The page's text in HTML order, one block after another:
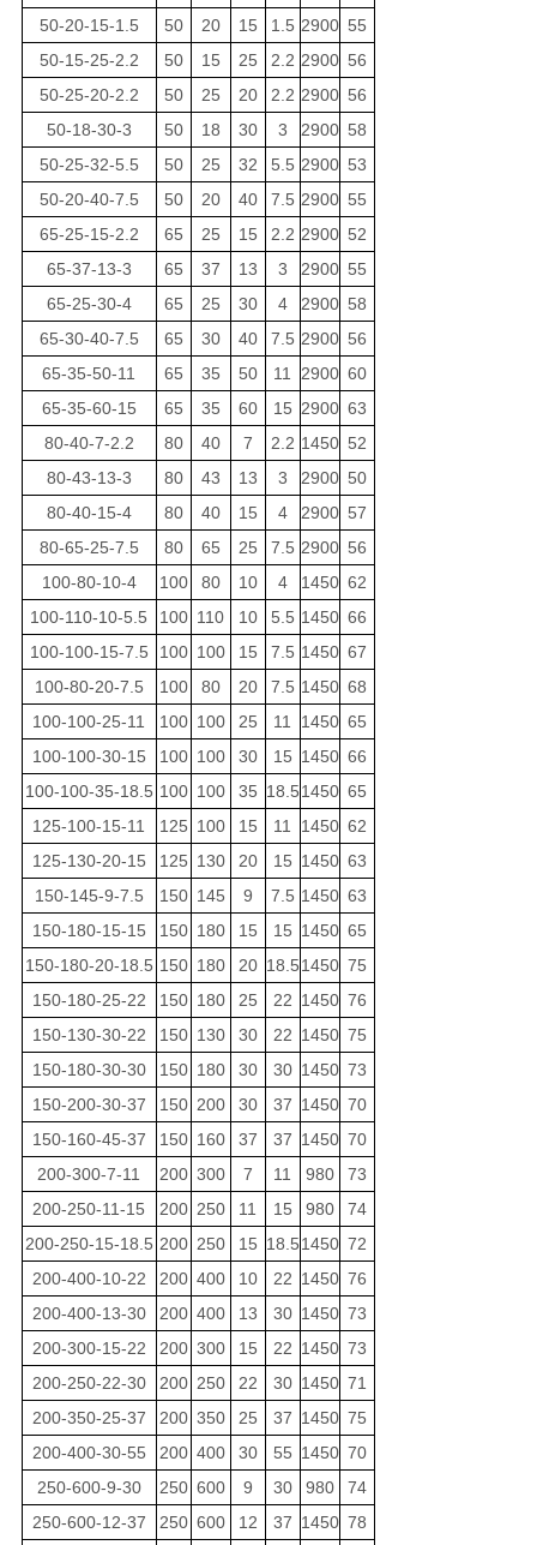
50-20-15-1.5 50 20 15 1.5 2900 55
50-15-25-2.2
50 15 25 2.2 2900 56
50-25-20-2.2
50 25 20 2.2 2900 56
50-18-30-3
50 18 30 3 2900 58
50-25-32-5.5
50 25 32 5.5 2900 53
50-20-40-7.5
50 20 40 7.5 2900 55
65-25-15-2.2
65 25 15 2.2 2900 52
65-37-13-3
65 37 13 3 2900 55
65-25-30-4
65 25 30 4 2900 58
65-30-40-7.5
65 30 40 7.5 2900 56
65-35-50-11
65 35 50 11 2900 60
65-35-60-15
65 35 60 15 2900 63
80-40-7-2.2
80 40 7 2.2 1450 52
80-43-13-3
80 43 13 3 2900 50
80-40-15-4
80 40 15 4 2900 57
80-65-25-7.5
80 65 25 7.5 2900 56
100-80-10-4
100 80 10 4 1450 62
100-110-10-5.5
100 110 10 5.5 1450 66
100-100-15-7.5
100 100 15 7.5 1450 67
100-80-20-7.5
100 80 20 7.5 1450 68
100-100-25-11
100 100 25 11 1450 65
100-100-30-15
100 100 30 15 1450 66
100-100-35-18.5 100 100 35 18.51450 65
125-100-15-11
125 100 15 11 1450 62
125-130-20-15
125 130 20 15 1450 63
150-145-9-7.5
150 145 9 7.5 1450 63
150-180-15-15
150 180 15 15 1450 65
150-180-20-18.5 150 180 20 18.51450 75
150-180-25-22
150 180 25 22 1450 76
150-130-30-22
150 130 30 22 1450 75
150-180-30-30
150 180 30 30 1450 73
150-200-30-37
150 200 30 37 1450 70
150-160-45-37
150 160 37 37 1450 70
200-300-7-11
200 300 7 11 980
73
200-250-11-15
200 250 11 15 980
74
200-250-15-18.5 200 250 15 18.51450 72
200-400-10-22
200 400 10 22 1450 76
200-400-13-30
200 400 13 30 1450 73
200-300-15-22
200 300 15 22 1450 73
200-250-22-30
200 250 22 30 1450 71
200-350-25-37
200 350 25 37 1450 75
200-400-30-55
200 400 30 55 1450 70
250-600-9-30
250 600 9 30 980
74
250-600-12-37
250 600 12 37 1450 78